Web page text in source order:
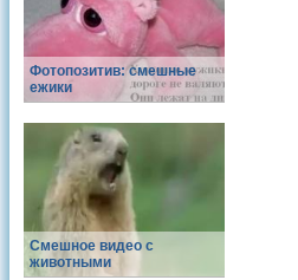
Фотопозитив: смешные
ежики
Смешное видео с
животными